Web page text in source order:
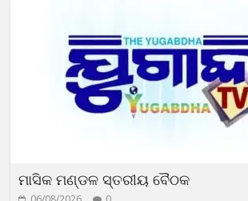
ମାସିକ ମଣ୍ଡଳ ସ୍ତରୀୟ ବୈଠକ